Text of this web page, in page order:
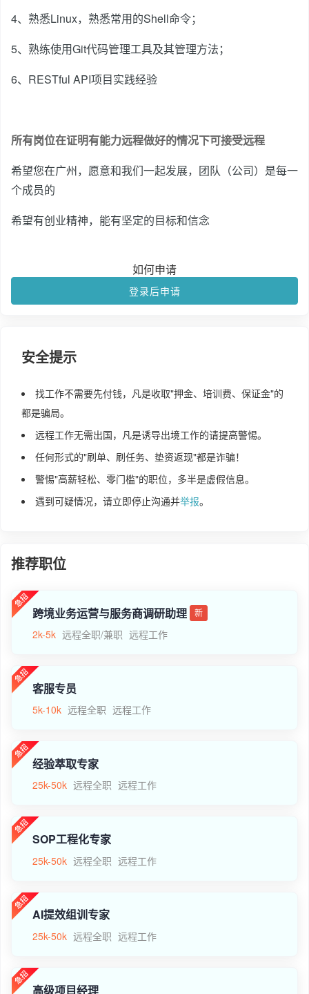
4、熟悉Linux，熟悉常用的Shell命令；
5、熟练使用Git代码管理工具及其管理方法；
6、RESTful API项目实践经验
所有岗位在证明有能力远程做好的情况下可接受远程
希望您在广州，愿意和我们一起发展，团队（公司）是每一
个成员的
希望有创业精神，能有坚定的目标和信念
如何申请
登录后申请
安全提示
找工作不需要先付钱，凡是收取"押金、培训费、保证金"的
都是骗局。
远程工作无需出国，凡是诱导出境工作的请提高警惕。
任何形式的"刷单、刷任务、垫资返现"都是诈骗！
警惕"高薪轻松、零门槛"的职位，多半是虚假信息。
遇到可疑情况，请立即停止沟通并举报。
推荐职位
跨境业务运营与服务商调研助理 新
2k-5k 远程全职/兼职 远程工作
客服专员
5k-10k 远程全职 远程工作
经验萃取专家
25k-50k 远程全职 远程工作
SOP工程化专家
25k-50k 远程全职 远程工作
AI提效组训专家
25k-50k 远程全职 远程工作
高级项目经理